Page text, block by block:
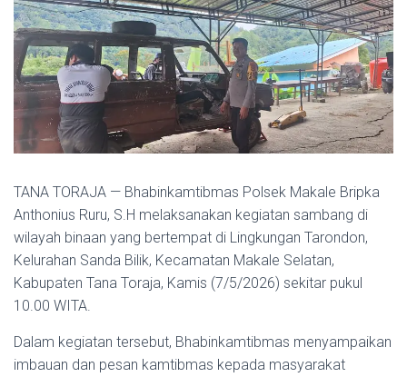
TANA TORAJA — Bhabinkamtibmas Polsek Makale Bripka
Anthonius Ruru, S.H melaksanakan kegiatan sambang di
wilayah binaan yang bertempat di Lingkungan Tarondon,
Kelurahan Sanda Bilik, Kecamatan Makale Selatan,
Kabupaten Tana Toraja, Kamis (7/5/2026) sekitar pukul
10.00 WITA.
Dalam kegiatan tersebut, Bhabinkamtibmas menyampaikan
imbauan dan pesan kamtibmas kepada masyarakat